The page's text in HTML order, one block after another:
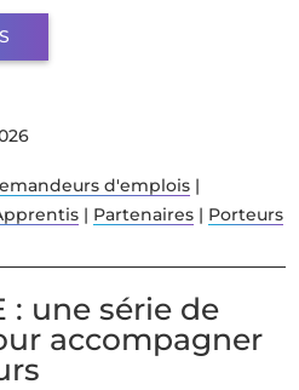
d'emplois|
| Partenaires| Porteurs
: une série de
accompagner